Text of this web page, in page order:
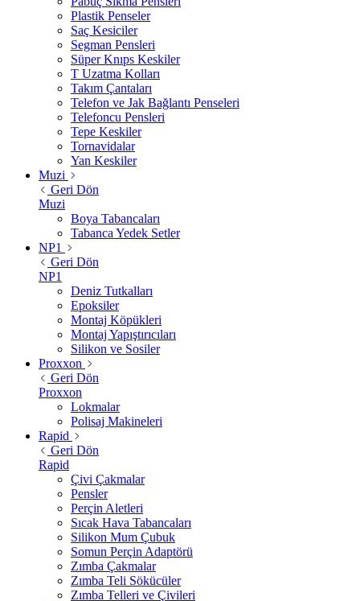
Plastik Penseler
Saç Kesiciler
Segman Pensleri
Süper Knıps Keskiler
T Uzatma Kolları
Takım Çantaları
Telefon ve Jak Bağlantı Penseleri
Telefoncu Pensleri
Tepe Keskiler
Tornavidalar
Yan Keskiler
Muzi
Geri Dön
Muzi
Boya Tabancaları
Tabanca Yedek Setler
NP1
Geri Dön
NP1
Deniz Tutkalları
Epoksiler
Montaj Köpükleri
Montaj Yapıştırıcıları
Silikon ve Sosiler
Proxxon
Geri Dön
Proxxon
Lokmalar
Polisaj Makineleri
Rapid
Geri Dön
Rapid
Çivi Çakmalar
Pensler
Perçin Aletleri
Sıcak Hava Tabancaları
Silikon Mum Çubuk
Somun Perçin Adaptörü
Zımba Çakmalar
Zımba Teli Sökücüler
Zımba Telleri ve Çivileri